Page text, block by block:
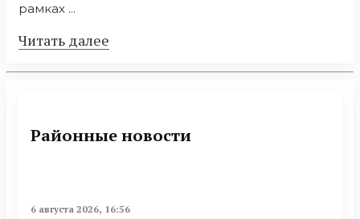
рамках ...
Читать далее
Районные новости
6 августа 2026, 16:56